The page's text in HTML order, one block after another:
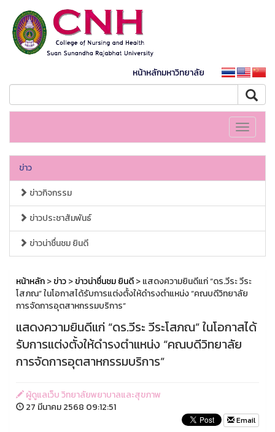
หน้าหลักมหาวิทยาลัย
Toggle
ข่าว
ข่าวกิจกรรม
ข่าวประชาสัมพันธ์
ข่าวน่าชื่นชม ยินดี
หน้าหลัก>ข่าว>ข่าวน่าชื่นชม ยินดี> แสดงความยินดีแก่ “ดร.วีระ วีระ
โสภณ” ในโอกาสได้รับการแต่งตั้งให้ดำรงตำแหน่ง “คณบดีวิทยาลัย
การจัดการอุตสาหกรรมบริการ”
แสดงความยินดีแก่ “ดร.วีระ วีระโสภณ” ในโอกาสได้
รับการแต่งตั้งให้ดำรงตำแหน่ง “คณบดีวิทยาลัย
การจัดการอุตสาหกรรมบริการ”
ผู้ดูแลเว็บ วิทยาลัยพยาบาลและสุขภาพ
27 มีนาคม 2568 09:12:51
Email